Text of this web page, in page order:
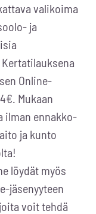
valikoima
ja
Online-
Mukaan
ilman ennakko-
ja kunto
löydät myös
jäsenyyteen
voit tehdä